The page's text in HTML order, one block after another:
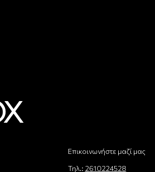
Επικοινωνήστε μαζί μας
Τηλ.: 2610224528